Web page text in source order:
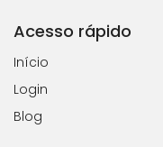
Acesso rápido
Início
Login
Blog